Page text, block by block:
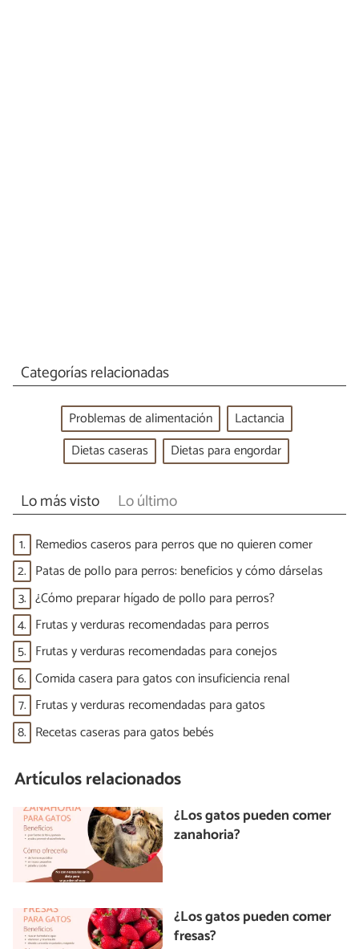
Categorías relacionadas
Problemas de alimentación
Lactancia
Dietas caseras
Dietas para engordar
Lo más visto Lo último
1. Remedios caseros para perros que no quieren comer
2. Patas de pollo para perros: beneficios y cómo dárselas
3. ¿Cómo preparar hígado de pollo para perros?
4. Frutas y verduras recomendadas para perros
5. Frutas y verduras recomendadas para conejos
6. Comida casera para gatos con insuficiencia renal
7. Frutas y verduras recomendadas para gatos
8. Recetas caseras para gatos bebés
Artículos relacionados
¿Los gatos pueden comer
zanahoria?
¿Los gatos pueden comer
fresas?